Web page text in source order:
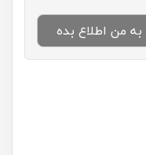
من اطلاع بده